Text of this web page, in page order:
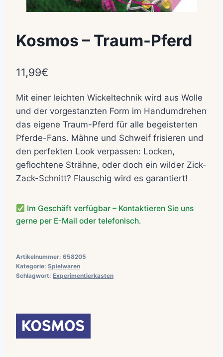
Kosmos – Traum-Pferd
11,99€
Mit einer leichten Wickeltechnik wird aus Wolle
und der vorgestanzten Form im Handumdrehen
das eigene Traum-Pferd für alle begeisterten
Pferde-Fans. Mähne und Schweif frisieren und
den perfekten Look verpassen: Locken,
geflochtene Strähne, oder doch ein wilder Zick-
Zack-Schnitt? Flauschig wird es garantiert!
Im Geschäft verfügbar – Kontaktieren Sie uns
gerne per E-Mail oder telefonisch.
Artikelnummer: 658205
Kategorie: Spielwaren
Schlagwort: Experimentierkasten